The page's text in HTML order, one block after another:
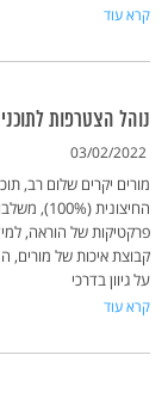
קרא עוד
נוהל הצטרפות
03/02/2022
מורים יקרים שלום רב,
פרקטיקות של הוראה,
קבוצת איכות של מורים,
על גיוון בדרכי
קרא עוד